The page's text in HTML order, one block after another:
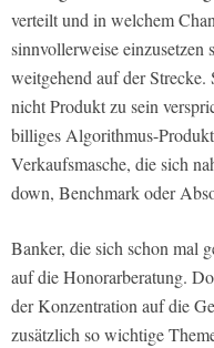
verteilt und in welchem
sinnvollerweise
weitgehend auf der
nicht Produkt zu sein
billiges Algorithmus-
Verkaufsmasche, die sich
down, Benchmark oder
Banker, die sich schon mal
auf die Honorarberatung.
der Konzentration auf die
zusätzlich so wichtige